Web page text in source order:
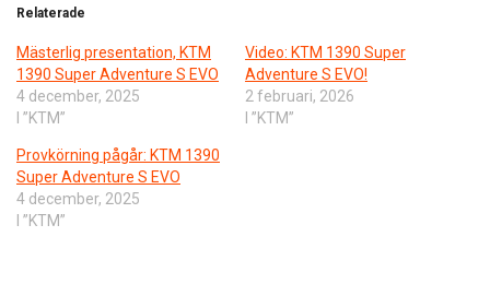
Relaterade
Mästerlig presentation, KTM
1390 Super Adventure S EVO
4 december, 2025
I ”KTM”
Video: KTM 1390 Super
Adventure S EVO!
2 februari, 2026
I ”KTM”
Provkörning pågår: KTM 1390
Super Adventure S EVO
4 december, 2025
I ”KTM”